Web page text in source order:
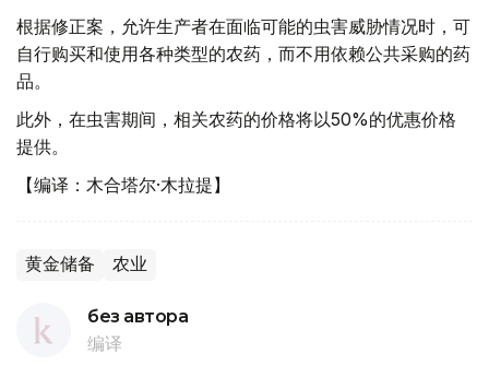
根据修正案，允许生产者在面临可能的虫害威胁情况时，可
自行购买和使用各种类型的农药，而不用依赖公共采购的药
品。
此外，在虫害期间，相关农药的价格将以50%的优惠价格
提供。
【编译：木合塔尔·木拉提】
黄金储备 农业
без автора
编译